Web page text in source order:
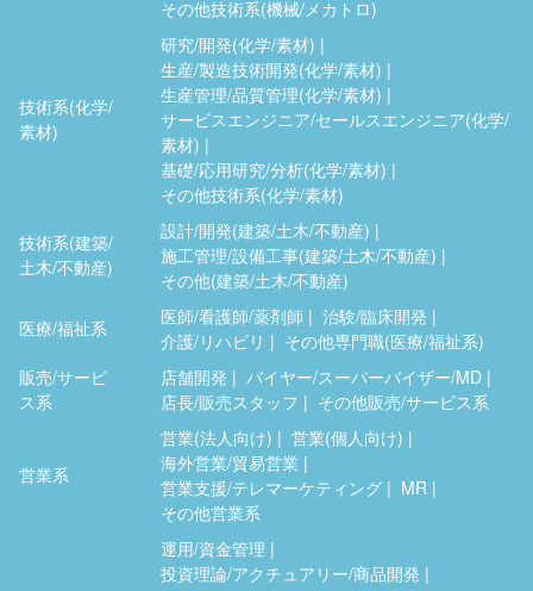
その他技術系(機械/メカトロ)
技術系(化学/
素材)
研究/開発(化学/素材)
生産/製造技術開発(化学/素材)
生産管理/品質管理(化学/素材)
サービスエンジニア/セールスエンジニア(化学/
素材)
基礎/応用研究/分析(化学/素材)
その他技術系(化学/素材)
技術系(建築/
土木/不動産)
設計/開発(建築/土木/不動産)
施工管理/設備工事(建築/土木/不動産)
その他(建築/土木/不動産)
医療/福祉系
医師/看護師/薬剤師
治験/臨床開発
介護/リハビリ
その他専門職(医療/福祉系)
販売/サービ
ス系
店舗開発
バイヤー/スーパーバイザー/MD
店長/販売スタッフ
その他販売/サービス系
営業系
営業(法人向け)
営業(個人向け)
海外営業/貿易営業
営業支援/テレマーケティング
MR
その他営業系
運用/資金管理
投資理論/アクチュアリー/商品開発